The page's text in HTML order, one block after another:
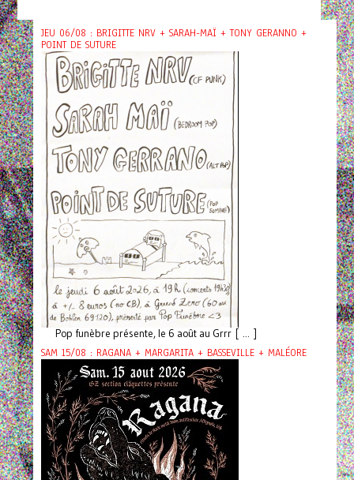
JEU 06/08 : BRIGITTE NRV + SARAH-MAÏ + TONY GERANNO +
POINT DE SUTURE
Pop funèbre présente, le 6 août au Grrr [ ... ]
SAM 15/08 : RAGANA + MARGARITA + BASSEVILLE + MALÉORE